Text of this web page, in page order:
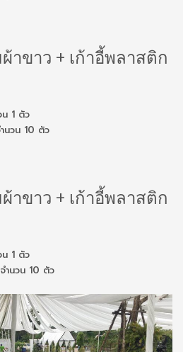
าขาว + เก้าอี้พลาสติก
น 1 ตัว
นวน 10 ตัว
ขาว + เก้าอี้พลาสติก
น 1 ตัว
ำนวน 10 ตัว